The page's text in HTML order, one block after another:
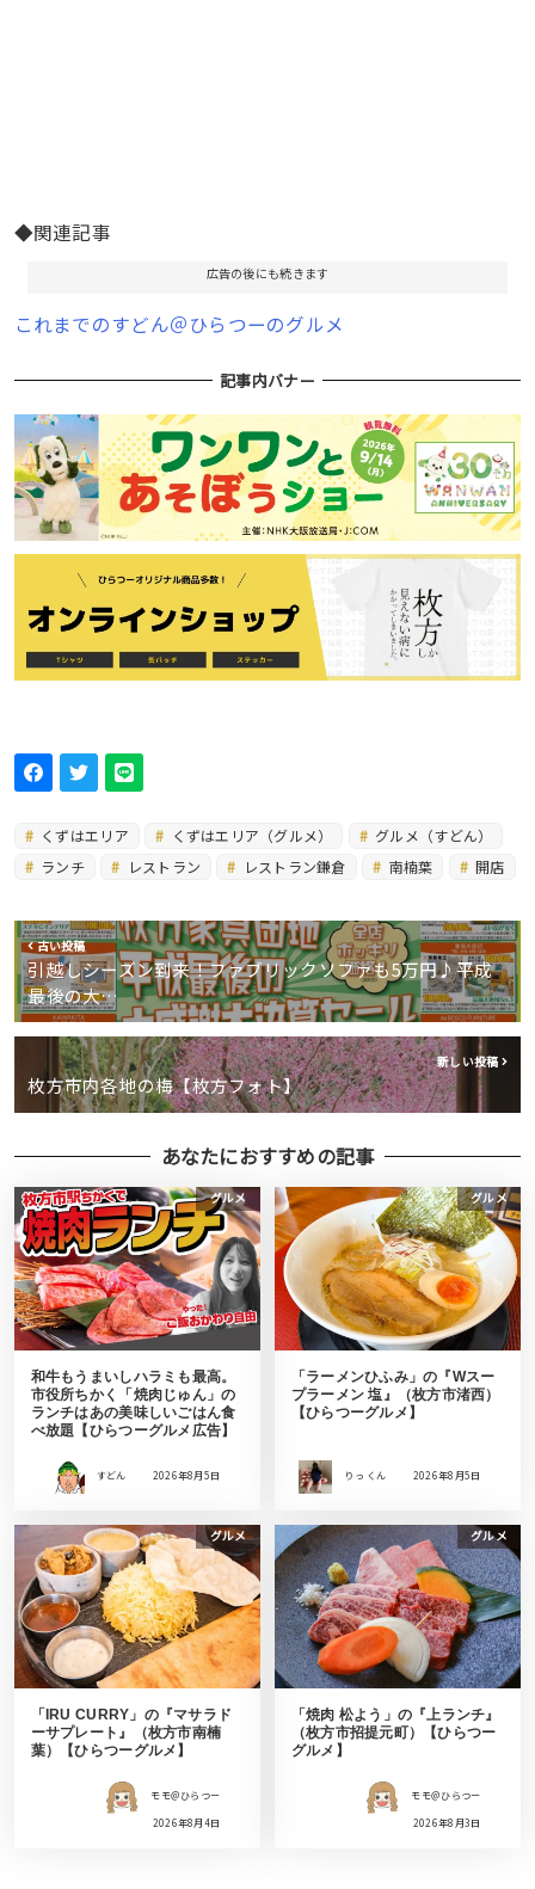
◆関連記事
広告の後にも続きます
これまでのすどん＠ひらつーのグルメ
記事内バナー
くずはエリア くずはエリア（グルメ）
グルメ（すどん）
ランチ
レストラン レストラン鎌倉 南楠葉 開店
古い投稿
引越しシーズン到来！ファブリックソファも5万円♪平成
最後の大…
新しい投稿
枚方市内各地の梅【枚方フォト】
あなたにおすすめの記事
グルメ
和牛もうまいしハラミも最高。
市役所ちかく「焼肉じゅん」の
ランチはあの美味しいごはん食
べ放題【ひらつーグルメ広告】
すどん 2026年8月5日
グルメ
「ラーメンひふみ」の『Wスー
プラーメン 塩』（枚方市渚西）
【ひらつーグルメ】
りっ くん 2026年8月5日
グルメ
「IRU CURRY」の『マサラド
ーサプレート』（枚方市南楠
葉）【ひらつーグルメ】
モモ＠ひらつー
2026年8月4日
グルメ
「焼肉 松よう」の『上ランチ』
（枚方市招提元町）【ひらつー
グルメ】
モモ＠ひらつー
2026年8月3日